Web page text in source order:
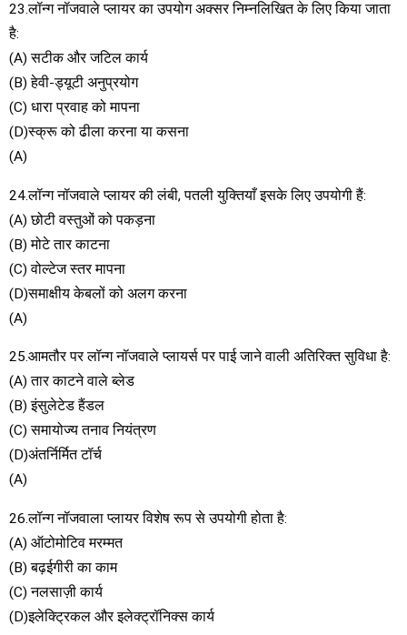
23.लॉन्ग नॉजवाले प्लायर का उपयोग अक्सर निम्नलिखित के लिए किया जाता
है:
(A) सटीक और जटिल कार्य
(B) हेवी-ड्यूटी अनुप्रयोग
(C) धारा प्रवाह को मापना
(D)स्क्रू को ढीला करना या कसना
(A)
24.लॉन्ग नॉजवाले प्लायर की लंबी, पतली युक्तियाँ इसके लिए उपयोगी हैं:
(A) छोटी वस्तुओं को पकड़ना
(B) मोटे तार काटना
(C) वोल्टेज स्तर मापना
(D)समाक्षीय केबलों को अलग करना
(A)
25.आमतौर पर लॉन्ग नॉजवाले प्लायर्स पर पाई जाने वाली अतिरिक्त सुविधा है:
(A) तार काटने वाले ब्लेड
(B) इंसुलेटेड हैंडल
(C) समायोज्य तनाव नियंत्रण
(D)अंतर्निर्मित टॉर्च
(A)
26.लॉन्ग नॉजवाला प्लायर विशेष रूप से उपयोगी होता है:
(A) ऑटोमोटिव मरम्मत
(B) बढ़ईगीरी का काम
(C) नलसाज़ी कार्य
(D)इलेक्ट्रिकल और इलेक्ट्रॉनिक्स कार्य